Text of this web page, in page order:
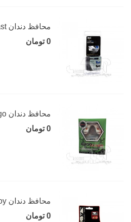
محافظ دندان Everlast
0 تومان
محافظ دندان Ergo
0 تومان
محافظ دندان BadBoy
0 تومان